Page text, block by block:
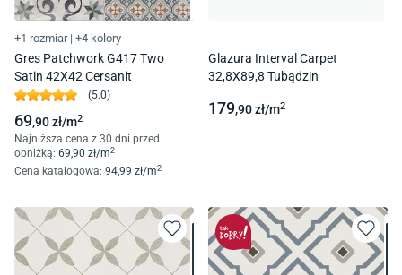
+1 rozmiar | +4 kolory
Gres Patchwork G417 Two
Satin 42X42 Cersanit
(5.0)
69,90zł/m2
Najniższa cena z 30 dni przed
obniżką: 69,90 zł/m2
Cena katalogowa: 94,99 zł/m2
Glazura Interval Carpet
32,8X89,8 Tubądzin
179,90zł/m2